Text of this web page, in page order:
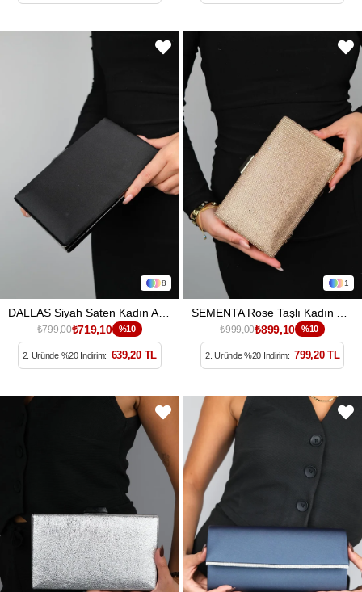
8
₺799,00₺719,10 %10
2. Üründe %20 İndirim: 639,20 TL
1
₺999,00₺899,10 %10
2. Üründe %20 İndirim: 799,20 TL